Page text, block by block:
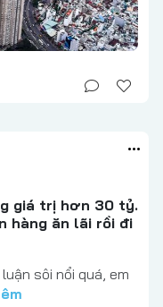
giá trị hơn 30 tỷ.
hàng ăn lãi rồi đi
sôi nổi quá, em